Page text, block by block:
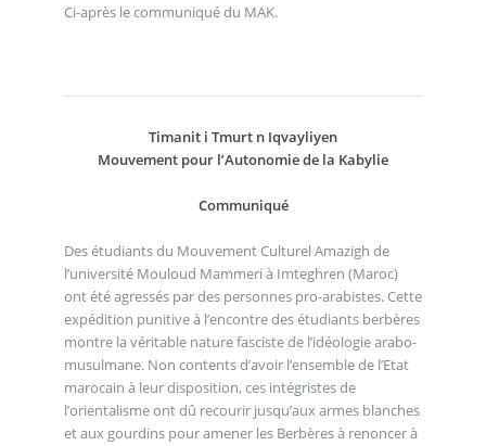
Ci-après le communiqué du MAK.
Timanit i Tmurt n Iqvayliyen
Mouvement pour l’Autonomie de la Kabylie
Communiqué
Des étudiants du Mouvement Culturel Amazigh de
l’université Mouloud Mammeri à Imteghren (Maroc)
ont été agressés par des personnes pro-arabistes. Cette
expédition punitive à l’encontre des étudiants berbères
montre la véritable nature fasciste de l’idéologie arabo-
musulmane. Non contents d’avoir l’ensemble de l’Etat
marocain à leur disposition, ces intégristes de
l’orientalisme ont dû recourir jusqu’aux armes blanches
et aux gourdins pour amener les Berbères à renoncer à